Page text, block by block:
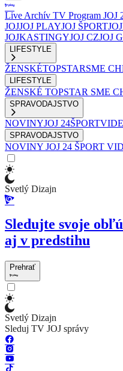
Live Archív TV Program JOJ
JOJJOJ PLAYJOJ ŠPORT
JOJKASTINGYJOJ CZJOJ
LIFESTYLE
ŽENSKÉTOPSTARSME
LIFESTYLE
ŽENSKÉ TOPSTAR SME
SPRAVODAJSTVO
NOVINYJOJ 24ŠPORT
SPRAVODAJSTVO
NOVINY JOJ 24 ŠPORT
Svetlý Dizajn
Sledujte svoje
aj v predstihu
Prehrať
Svetlý Dizajn
Sleduj TV JOJ správy